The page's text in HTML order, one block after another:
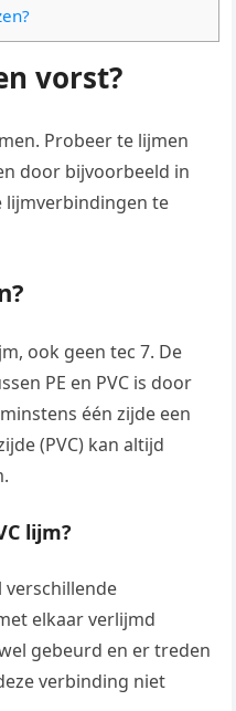
vorst?
Probeer te lijmen
door bijvoorbeeld in
lijmverbindingen te
ook geen tec 7. De
PE en PVC is door
één zijde een
(PVC) kan altijd
lijm?
verschillende
elkaar verlijmd
gebeurd en er treden
verbinding niet